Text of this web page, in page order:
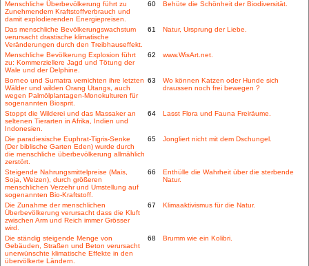
Menschliche Überbevölkerung führt zu
Zunehmendem Kraftstoffverbrauch und
damit explodierenden Energiepreisen.
60 Behüte die Schönheit der Biodiversität.
Das menschliche Bevölkerungswachstum
verursacht drastische klimatische
Veränderungen durch den Treibhauseffekt.
61 Natur, Ursprung der Liebe.
Menschliche Bevölkerung Explosion führt
zu: Kommerziellere Jagd und Tötung der
Wale und der Delphine.
62 www.WisArt.net.
Borneo und Sumatra vernichten ihre letzten
Wälder und wilden Orang Utangs, auch
wegen Palmölplantagen-Monokulturen für
sogenannten Biosprit.
63
Wo können Katzen oder Hunde sich
draussen noch frei bewegen ?
Stoppt die Wilderei und das Massaker an
seltenen Tierarten in Afrika, Indien und
Indonesien.
64 Lasst Flora und Fauna Freiräume.
Die paradiesische Euphrat-Tigris-Senke
(Der biblische Garten Eden) wurde durch
die menschliche überbevölkerung allmählich
zerstört.
65 Jongliert nicht mit dem Dschungel.
Steigende Nahrungsmittelpreise (Mais,
Soja, Weizen), durch größeren
menschlichen Verzehr und Umstellung auf
sogenannten Bio-Kraftstoff.
66
Enthülle die Wahrheit über die sterbende
Natur.
Die Zunahme der menschlichen
Überbevölkerung verursacht dass die Kluft
zwischen Arm und Reich immer Grösser
wird.
67 Klimaaktivismus für die Natur.
Die ständig steigende Menge von
Gebäuden, Straßen und Beton verursacht
unerwünschte klimatische Effekte in den
übervölkerte Ländern.
68 Brumm wie ein Kolibri.